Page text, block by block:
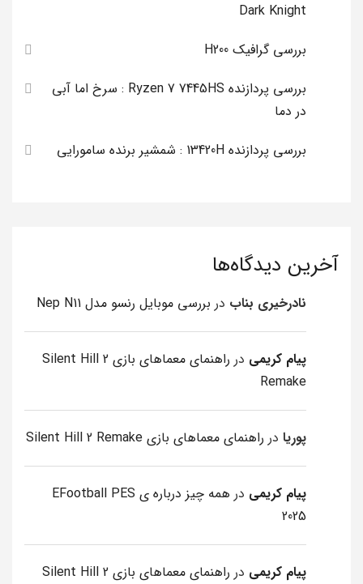
Dark Knight
بررسی گرافیک H200
بررسی پردازنده Ryzen 7 7445HS : سرخ اما آبی
در دما
بررسی پردازنده 13420H : شمشیر برنده سامورایی
آخرین دیدگاه‌ها
نادرخیری بناب در بررسی موبایل رنسو مدل Nep N11
پیام کریمی در
راهنمای معماهای بازی Silent Hill 2
Remake
پوریا در راهنمای معماهای بازی Silent Hill 2 Remake
پیام کریمی در
همه چیز درباره ی EFootball PES
2025
پیام کریمی در
راهنمای معماهای بازی Silent Hill 2